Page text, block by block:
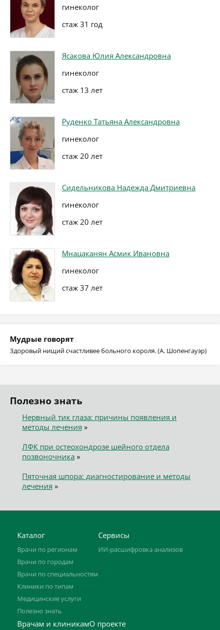
гинеколог
стаж 31 год
Ясакова Юлия Александровна
гинеколог
стаж 13 лет
Руденко Татьяна Александровна
гинеколог
стаж 20 лет
Сидельникова Надежда Дмитриевна
гинеколог
стаж 20 лет
Мнацаканян Асмик Ивановна
гинеколог
стаж 37 лет
Мудрые говорят
Здоровый нищий счастливее больного короля. (А. Шопенгауэр)
Полезно знать
Нервный тик глаза: причины появления и
методы лечения »
ЛФК при остеохондрозе шейного отдела
позвоночника»
Пяточная шпора: диагностирование и методы
лечения »
Каталог
Врачи по регионам
Врачи по городам
Врачи по специальностям
Клиники по типам
Медицинские услуги
Полезно знать
Сервисы
ИИ-расшифровка анализов
Врачам и клиникамО проекте